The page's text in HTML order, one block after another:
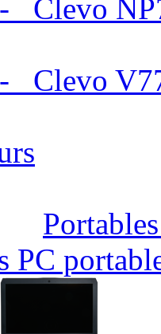
Clevo
Clevo
PC